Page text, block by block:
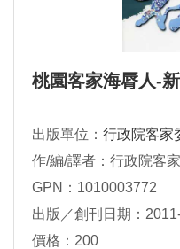
桃園客家海脣人-
出版單位： 行政院客家
作/編/譯者：行政院客
GPN：1010003772
出版／創刊日期：
價格：200